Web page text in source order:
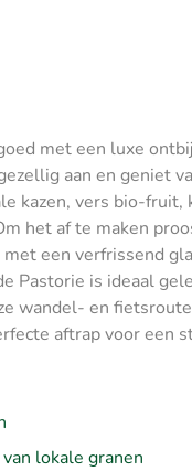
met een luxe
aan en geniet
kazen, vers bio-fruit,
het af te maken
een verfrissend
Pastorie is ideaal
wandel- en
aftrap voor een
lokale granen